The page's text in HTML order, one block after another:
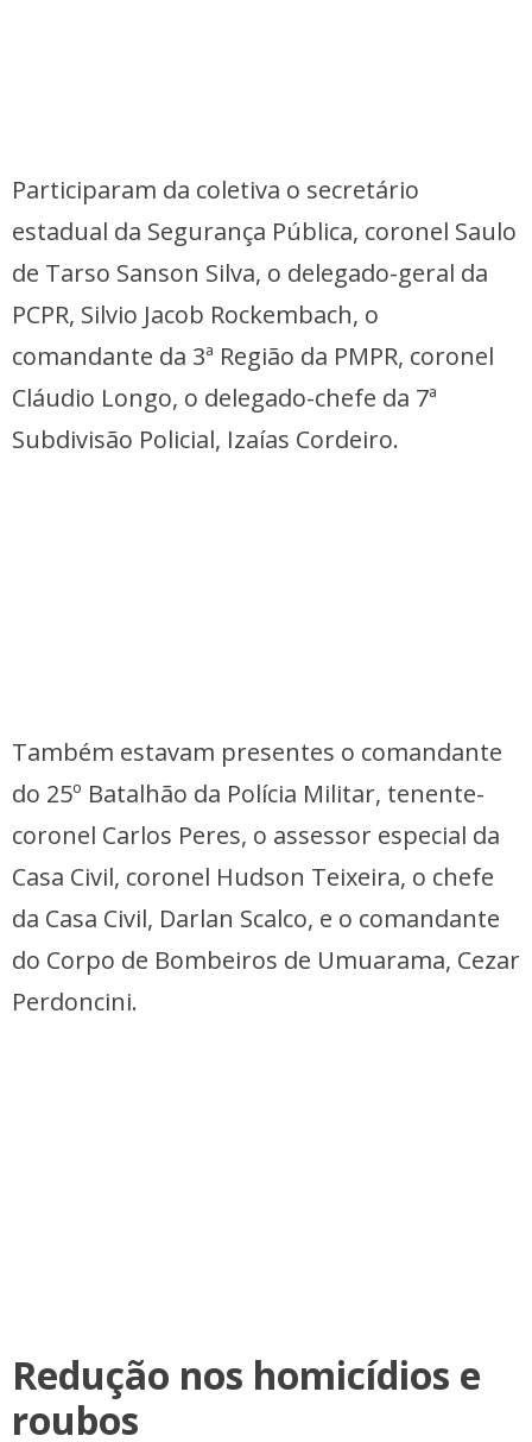
Participaram da coletiva o secretário
estadual da Segurança Pública, coronel Saulo
de Tarso Sanson Silva, o delegado-geral da
PCPR, Silvio Jacob Rockembach, o
comandante da 3ª Região da PMPR, coronel
Cláudio Longo, o delegado-chefe da 7ª
Subdivisão Policial, Izaías Cordeiro.
Também estavam presentes o comandante
do 25º Batalhão da Polícia Militar, tenente-
coronel Carlos Peres, o assessor especial da
Casa Civil, coronel Hudson Teixeira, o chefe
da Casa Civil, Darlan Scalco, e o comandante
do Corpo de Bombeiros de Umuarama, Cezar
Perdoncini.
Redução nos homicídios e
roubos